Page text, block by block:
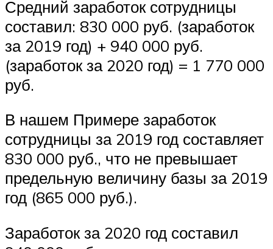
Средний заработок сотрудницы
составил: 830 000 руб. (заработок
за 2019 год) + 940 000 руб.
(заработок за 2020 год) = 1 770 000
руб.
В нашем Примере заработок
сотрудницы за 2019 год составляет
830 000 руб., что не превышает
предельную величину базы за 2019
год (865 000 руб.).
Заработок за 2020 год составил